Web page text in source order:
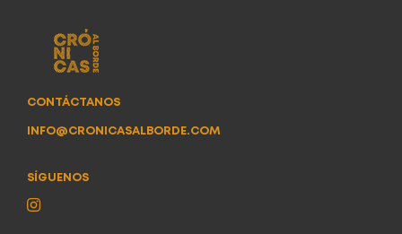
CONTÁCTANOS
INFO@CRONICASALBORDE.COM
SÍGUENOS